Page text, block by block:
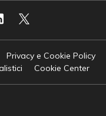
Privacy e Cookie Policy
Cookie Center